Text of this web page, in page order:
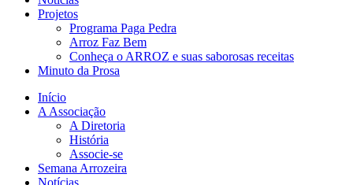
Projetos
Programa Paga Pedra
Arroz Faz Bem
Conheça o ARROZ e suas saborosas receitas
Minuto da Prosa
Início
A Associação
A Diretoria
História
Associe-se
Semana Arrozeira
Notícias